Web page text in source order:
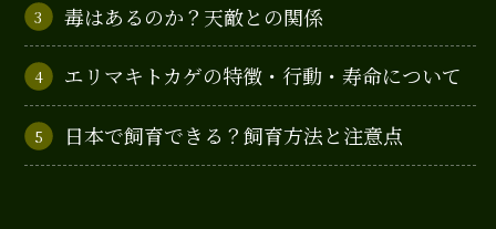
毒はあるのか？天敵との関係
エリマキトカゲの特徴・行動・寿命について
日本で飼育できる？飼育方法と注意点